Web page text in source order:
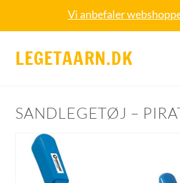
Vi anbefaler
LEGETAARN.DK
SANDLEGETØJ –